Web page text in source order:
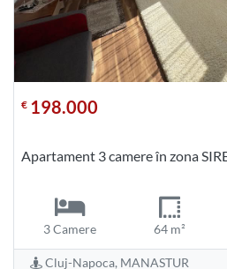
€ 198.000
Apartament 3 camere în zona
3 Camere 64 m²
Cluj-Napoca, MANASTUR